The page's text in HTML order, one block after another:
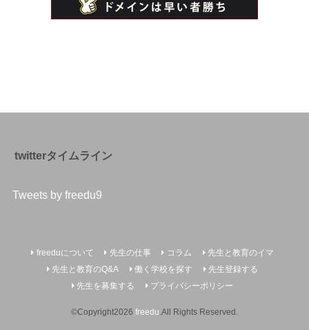
twitterタイムライン
Tweets by freedu9
freeduについて 先生の仕事 コラム
先生と教育のイマ
先生と教育のQ&A
働く学校を探す
先生登録する
先生を募集する
プライバシーポリシー
©Copyright2026 freedu .All Rights Reserved.